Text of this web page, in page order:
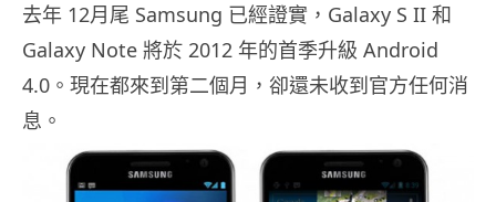
去年 12月尾 Samsung 已經證實，Galaxy S II 和
Galaxy Note 將於 2012 年的首季升級 Android
4.0。現在都來到第二個月，卻還未收到官方任何消
息。